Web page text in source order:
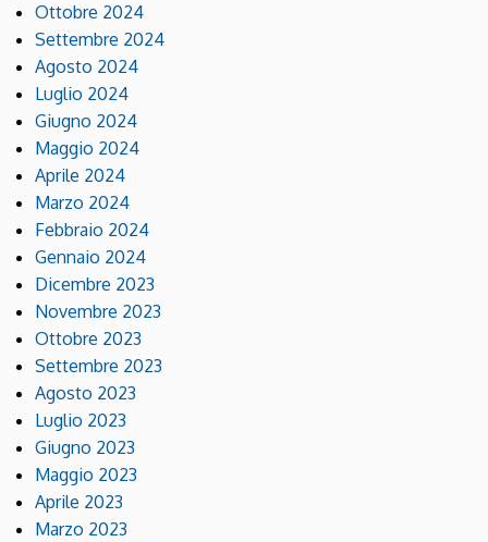
Ottobre 2024
Settembre 2024
Agosto 2024
Luglio 2024
Giugno 2024
Maggio 2024
Aprile 2024
Marzo 2024
Febbraio 2024
Gennaio 2024
Dicembre 2023
Novembre 2023
Ottobre 2023
Settembre 2023
Agosto 2023
Luglio 2023
Giugno 2023
Maggio 2023
Aprile 2023
Marzo 2023